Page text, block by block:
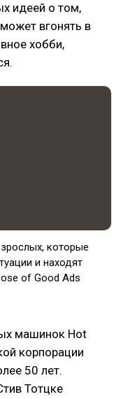
идеей о том,
вгонять в
хобби,
которые
и находят
of Good Ads
машинок Hot
корпорации
50 лет.
Тотцке